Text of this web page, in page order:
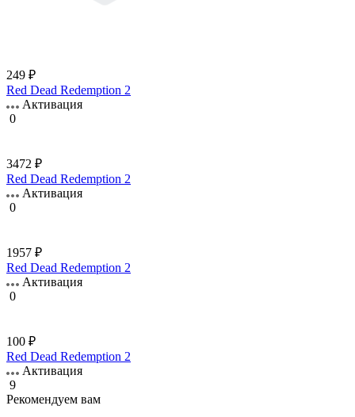
249 ₽
Red Dead Redemption 2
Активация
0
3472 ₽
Red Dead Redemption 2
Активация
0
1957 ₽
Red Dead Redemption 2
Активация
0
100 ₽
Red Dead Redemption 2
Активация
9
Рекомендуем вам